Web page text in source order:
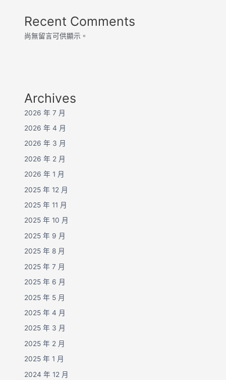
Recent Comments
尚無留言可供顯示。
Archives
2026 年 7 月
2026 年 4 月
2026 年 3 月
2026 年 2 月
2026 年 1 月
2025 年 12 月
2025 年 11 月
2025 年 10 月
2025 年 9 月
2025 年 8 月
2025 年 7 月
2025 年 6 月
2025 年 5 月
2025 年 4 月
2025 年 3 月
2025 年 2 月
2025 年 1 月
2024 年 12 月